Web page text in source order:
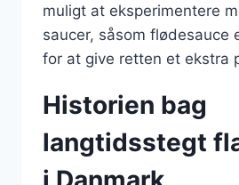
muligt at eksperimentere
saucer, såsom flødesauce
for at give retten et ekstra
Historien bag
langtidsstegt